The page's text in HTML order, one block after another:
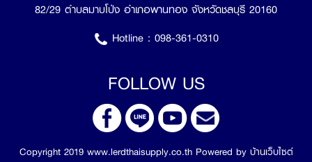
82/29 ตำบลมาบโป่ง อำเภอพานทอง จังหวัดชลบุรี 20160
Hotline : 098-361-0310
FOLLOW US
Copyright 2019 www.lerdthaisupply.co.th Powered by บ้านเว็บไซต์